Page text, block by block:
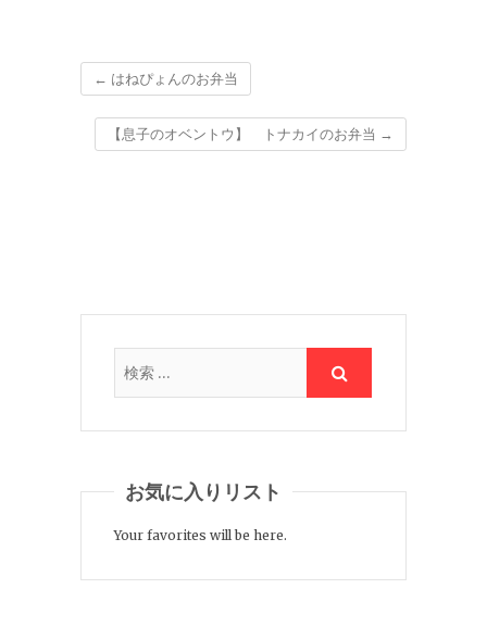
← はねぴょんのお弁当
【息子のオベントウ】 トナカイのお弁当 →
お気に入りリスト
Your favorites will be here.